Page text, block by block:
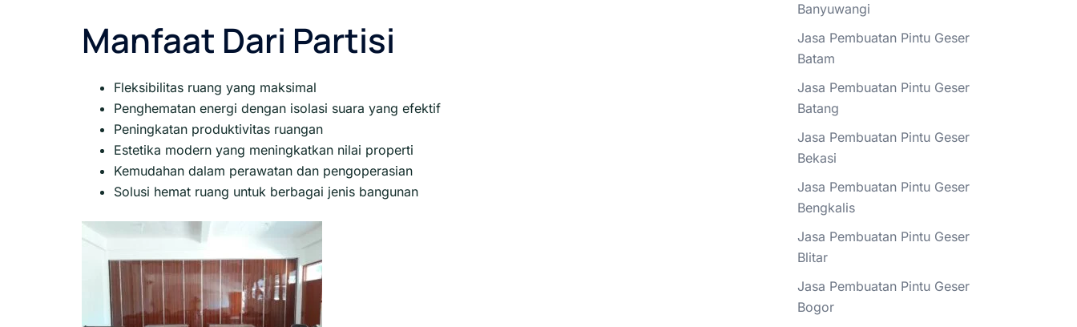
Manfaat Dari Partisi
Fleksibilitas ruang yang maksimal
Penghematan energi dengan isolasi suara yang efektif
Peningkatan produktivitas ruangan
Estetika modern yang meningkatkan nilai properti
Kemudahan dalam perawatan dan pengoperasian
Solusi hemat ruang untuk berbagai jenis bangunan
Banyuwangi
Jasa Pembuatan Pintu Geser
Batam
Jasa Pembuatan Pintu Geser
Batang
Jasa Pembuatan Pintu Geser
Bekasi
Jasa Pembuatan Pintu Geser
Bengkalis
Jasa Pembuatan Pintu Geser
Blitar
Jasa Pembuatan Pintu Geser
Bogor